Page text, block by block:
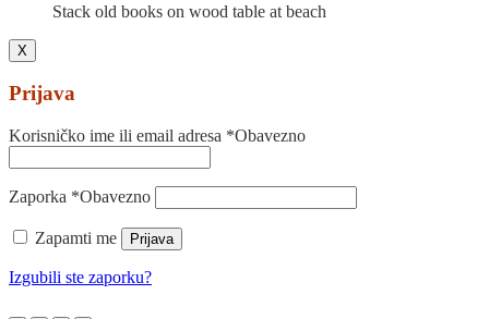
Stack old books on wood table at beach
X
Prijava
Korisničko ime ili email adresa *Obavezno
Zaporka *Obavezno
Zapamti me Prijava
Izgubili ste zaporku?